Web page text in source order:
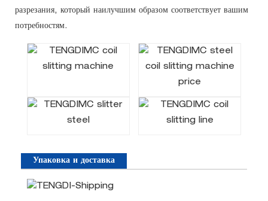
разрезания, который наилучшим образом соответствует вашим
потребностям.
Упаковка и доставка